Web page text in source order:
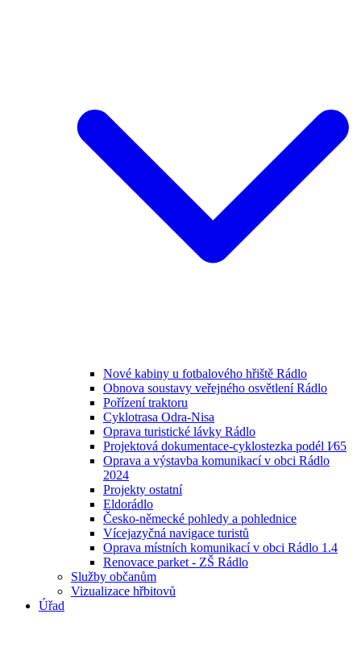
Nové kabiny u fotbalového hřiště Rádlo
Obnova soustavy veřejného osvětlení Rádlo
Pořízení traktoru
Cyklotrasa Odra-Nisa
Oprava turistické lávky Rádlo
Projektová dokumentace-cyklostezka podél I⁄65
Oprava a výstavba komunikací v obci Rádlo
2024
Projekty ostatní
Eldorádlo
Česko-německé pohledy a pohlednice
Vícejazyčná navigace turistů
Oprava místních komunikací v obci Rádlo 1.4
Renovace parket - ZŠ Rádlo
Služby občanům
Vizualizace hřbitovů
Úřad